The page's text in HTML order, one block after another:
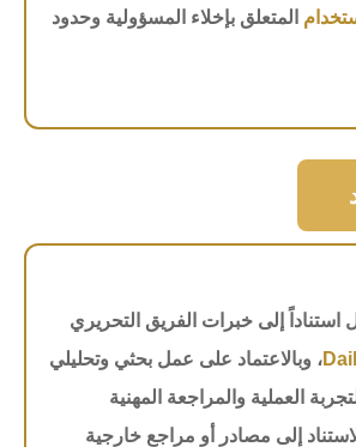
المتعلق بإخلاء المسؤولية وحدود
استناداً إلى خبرات الفريق التحريري
، وبالاعتماد على عمل بحثي وتحليلي
العملية والمراجعة المهنية
إلى مصادر أو مراجع خارجية